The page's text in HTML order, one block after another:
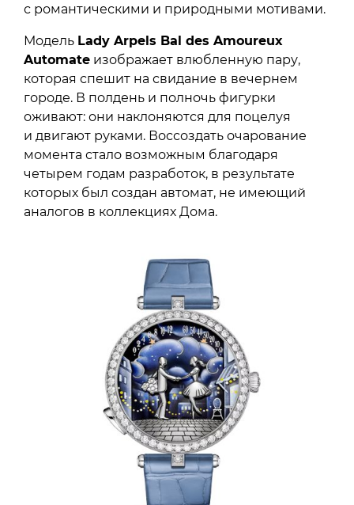
с романтическими и природными мотивами.
Модель Lady Arpels Bal des Amoureux
Automate изображает влюбленную пару,
которая спешит на свидание в вечернем
городе. В полдень и полночь фигурки
оживают: они наклоняются для поцелуя
и двигают руками. Воссоздать очарование
момента стало возможным благодаря
четырем годам разработок, в результате
которых был создан автомат, не имеющий
аналогов в коллекциях Дома.